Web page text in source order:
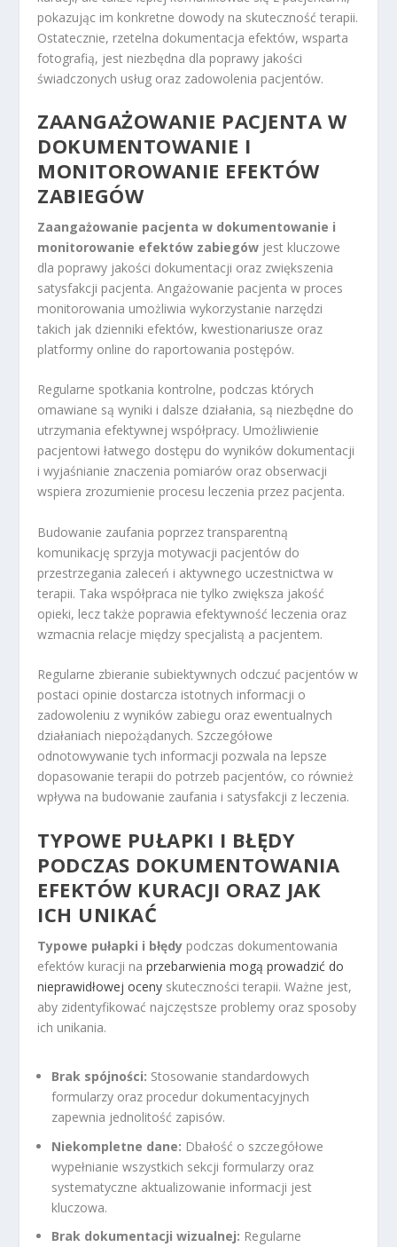
pokazując im konkretne dowody na skuteczność terapii.
Ostatecznie, rzetelna dokumentacja efektów, wsparta
fotografią, jest niezbędna dla poprawy jakości
świadczonych usług oraz zadowolenia pacjentów.
ZAANGAŻOWANIE PACJENTA W
DOKUMENTOWANIE I
MONITOROWANIE EFEKTÓW
ZABIEGÓW
Zaangażowanie pacjenta w dokumentowanie i
monitorowanie efektów zabiegów jest kluczowe
dla poprawy jakości dokumentacji oraz zwiększenia
satysfakcji pacjenta. Angażowanie pacjenta w proces
monitorowania umożliwia wykorzystanie narzędzi
takich jak dzienniki efektów, kwestionariusze oraz
platformy online do raportowania postępów.
Regularne spotkania kontrolne, podczas których
omawiane są wyniki i dalsze działania, są niezbędne do
utrzymania efektywnej współpracy. Umożliwienie
pacjentowi łatwego dostępu do wyników dokumentacji
i wyjaśnianie znaczenia pomiarów oraz obserwacji
wspiera zrozumienie procesu leczenia przez pacjenta.
Budowanie zaufania poprzez transparentną
komunikację sprzyja motywacji pacjentów do
przestrzegania zaleceń i aktywnego uczestnictwa w
terapii. Taka współpraca nie tylko zwiększa jakość
opieki, lecz także poprawia efektywność leczenia oraz
wzmacnia relacje między specjalistą a pacjentem.
Regularne zbieranie subiektywnych odczuć pacjentów w
postaci opinie dostarcza istotnych informacji o
zadowoleniu z wyników zabiegu oraz ewentualnych
działaniach niepożądanych. Szczegółowe
odnotowywanie tych informacji pozwala na lepsze
dopasowanie terapii do potrzeb pacjentów, co również
wpływa na budowanie zaufania i satysfakcji z leczenia.
TYPOWE PUŁAPKI I BŁĘDY
PODCZAS DOKUMENTOWANIA
EFEKTÓW KURACJI ORAZ JAK
ICH UNIKAĆ
Typowe pułapki i błędy podczas dokumentowania
efektów kuracji naprzebarwienia mogą prowadzić do
nieprawidłowej oceny skuteczności terapii. Ważne jest,
aby zidentyfikować najczęstsze problemy oraz sposoby
ich unikania.
Brak spójności: Stosowanie standardowych
formularzy oraz procedur dokumentacyjnych
zapewnia jednolitość zapisów.
Niekompletne dane: Dbałość o szczegółowe
wypełnianie wszystkich sekcji formularzy oraz
systematyczne aktualizowanie informacji jest
kluczowa.
Brak dokumentacji wizualnej: Regularne